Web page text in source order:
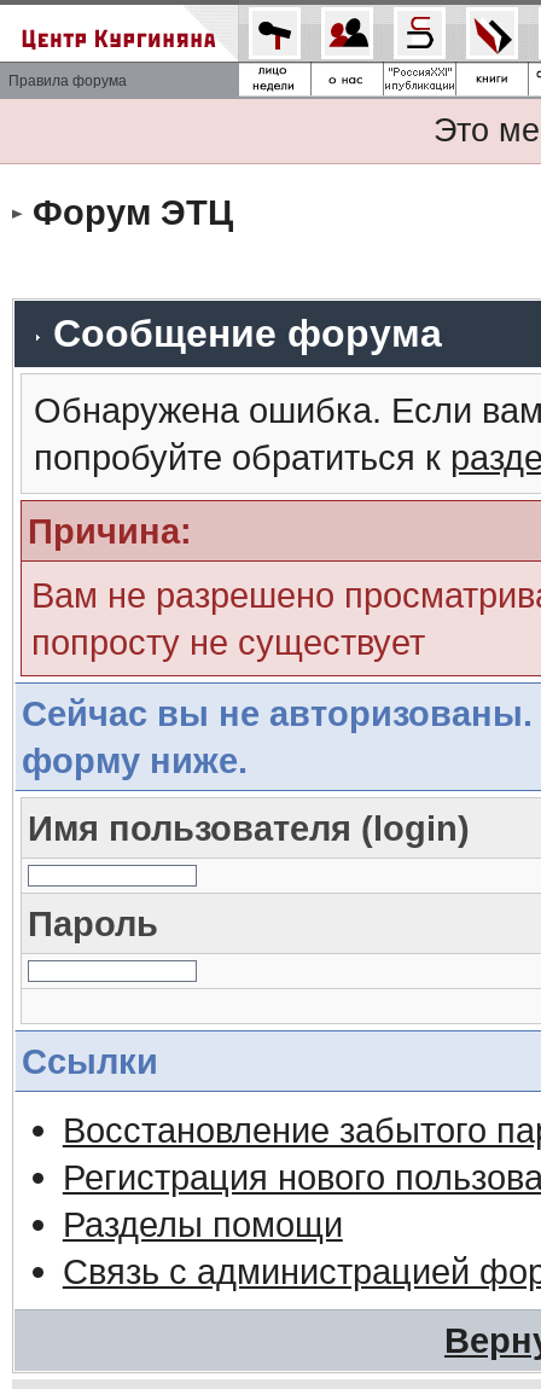
Правила форума
Это
Форум ЭТЦ
Сообщение форума
Обнаружена ошибка. Если
попробуйте обратиться к
Причина:
Вам не разрешено
попросту не существует
Сейчас вы не авторизованы.
форму ниже.
Имя пользователя (login)
Пароль
Ссылки
Восстановление забытого
Регистрация нового
Разделы помощи
Связь с администрацией